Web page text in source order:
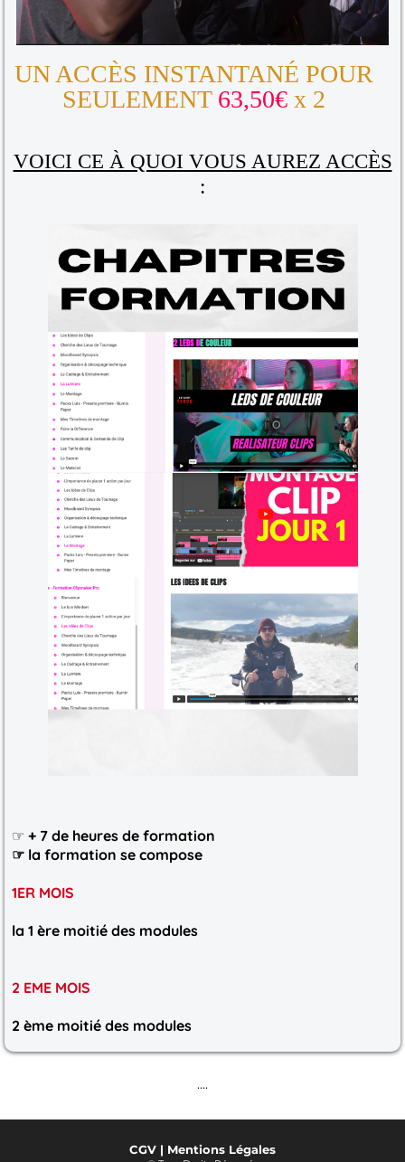
UN ACCÈS INSTANTANÉ POUR
SEULEMENT 63,50€ x 2
VOICI CE À QUOI VOUS AUREZ ACCÈS
:
☞ + 7 de heures de formation
☞ la formation se compose
1ER MOIS
la 1 ère moitié des modules
2 EME MOIS
2 ème moitié des modules
....
CGV | Mentions Légales